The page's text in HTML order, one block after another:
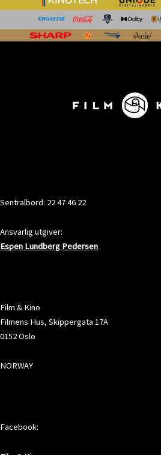
Sentralbord: 22 47 46 22
Ansvarlig utgiver:
Espen Lundberg Pedersen
Film & Kino
Filmens Hus, Skippergata 17A
0152 Oslo
NORWAY
Facebook: